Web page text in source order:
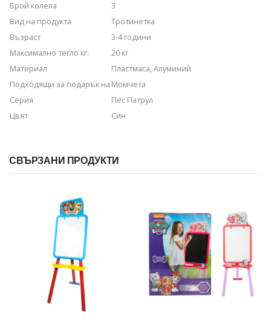
Брой колела
3
Вид на продукта
Тротинетка
Възраст
3-4 години
Максимално тегло кг.
20 кг
Материал
Пластмаса, Алуминий
Подходящи за подарък на Момчета
Серия
Пес Патрул
Цвят
Син
СВЪРЗАНИ ПРОДУКТИ